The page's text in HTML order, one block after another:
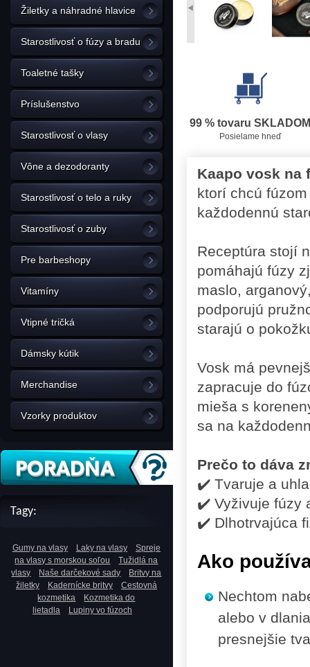
Žiletky a náhradné hlavice
Starostlivosť o fúzy a bradu
Toaletné tašky
Príslušenstvo
Starostlivosť o vlasy
Vône a dezodoranty
Starostlivosť o telo a ruky
Starostlivosť o zuby
Pre barbeshopy
Vitamíny
Vtipné tričká
Dámsky kútik
Merchandise
Vzorky produktov
Tagy:
Gumy na vlasy Laky na vlasy
Spreje
na vlasy s morskou soľou
Tužidlá na
vlasy
Naše darčekové sady
Britvy na
žiletky
Kadernícke britvy
Cestovná
kozmetika
Kozmetika do
lietadla
Lupiny vo fúzoch
99 % tovaru SKLADOM
Posielame hneď
Kaapo vosk na
ktorí chcú
každodennú
Receptúra ​​stojí
pomáhajú fúzy
maslo,
podporujú
starajú o
Vosk má
zapracuje do
mieša s
sa na
Prečo to dáva
✔️ Tvaruje a
✔️ Vyživuje fúzy
✔️ Dlhotrvajúca
Ako
Nechtom
alebo v
presnejšie